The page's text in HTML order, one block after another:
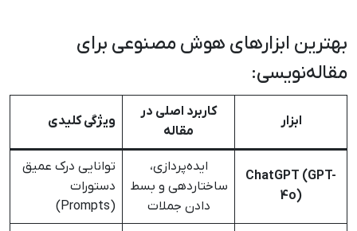
بهترین ابزارهای هوش مصنوعی برای
مقاله‌نویسی:
ابزار
کاربرد اصلی در
مقاله
ویژگی کلیدی
ChatGPT (GPT-
4o)
ایده‌پردازی،
ساختاردهی و بسط
دادن جملات
توانایی درک عمیق
دستورات
(Prompts)